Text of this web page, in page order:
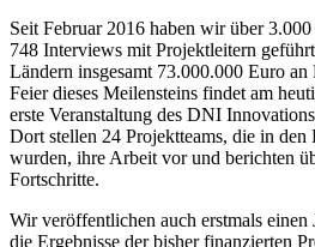
Seit Februar 2016 haben wir über
748 Interviews mit Projektleitern
Ländern insgesamt 73.000.000 Euro
Feier dieses Meilensteins findet am
erste Veranstaltung des DNI
Dort stellen 24 Projektteams, die in
wurden, ihre Arbeit vor und berichten
Fortschritte.
Wir veröffentlichen auch erstmals einen
die Ergebnisse der bisher finanzierten